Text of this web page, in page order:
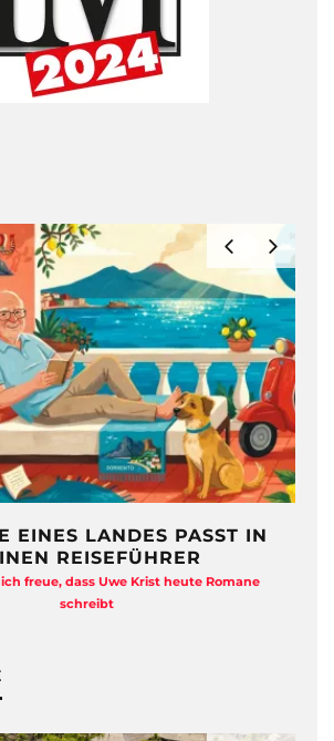
EINES LANDES PASST IN
REISEFÜHRER
freue, dass Uwe Krist heute Romane
schreibt